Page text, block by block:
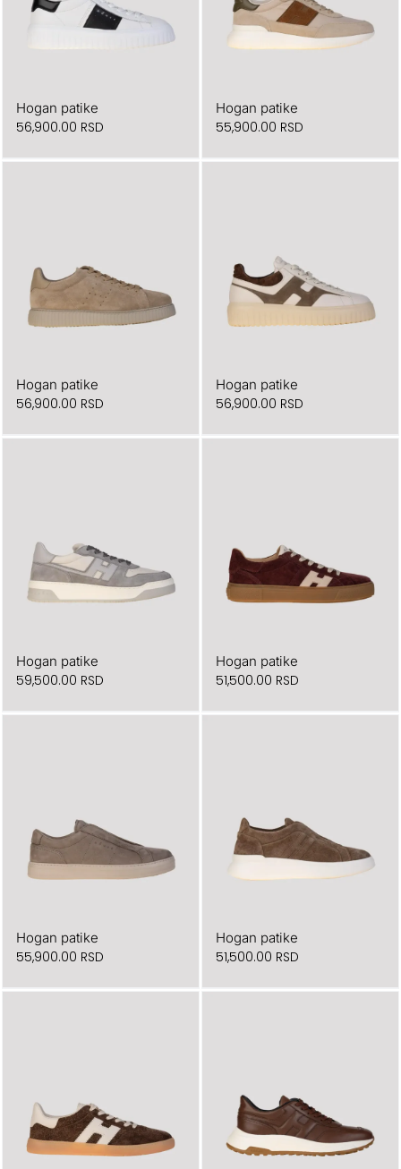
Hogan patike
56,900.00 RSD
Hogan patike
55,900.00 RSD
Hogan patike
56,900.00 RSD
Hogan patike
56,900.00 RSD
Hogan patike
59,500.00 RSD
Hogan patike
51,500.00 RSD
Hogan patike
55,900.00 RSD
Hogan patike
51,500.00 RSD